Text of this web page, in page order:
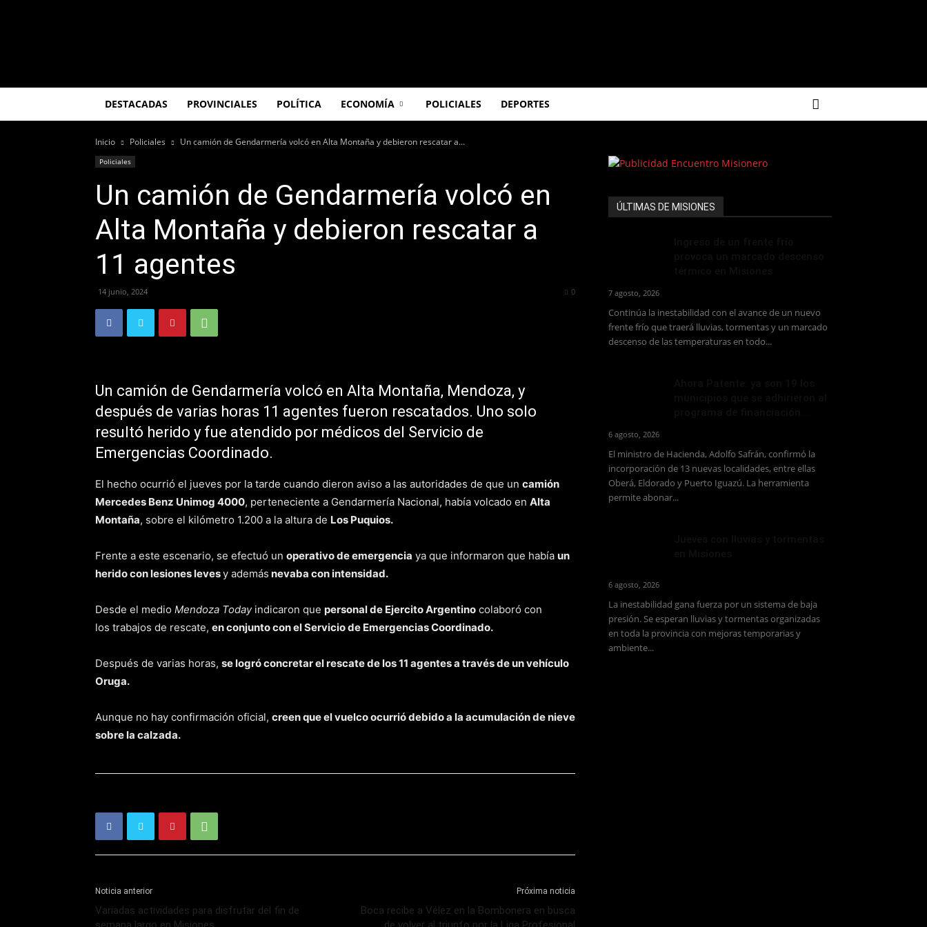
DESTACADAS PROVINCIALES POLÍTICA ECONOMÍA POLICIALES DEPORTES
Inicio Policiales Un camión de Gendarmería volcó en Alta Montaña y debieron rescatar a...
Policiales
Un camión de Gendarmería volcó en
Alta Montaña y debieron rescatar a
11 agentes
14 junio, 2024 0
Un camión de Gendarmería volcó en Alta Montaña, Mendoza, y
después de varias horas 11 agentes fueron rescatados. Uno solo
resultó herido y fue atendido por médicos del Servicio de
Emergencias Coordinado.
El hecho ocurrió el jueves por la tarde cuando dieron aviso a las autoridades de que un camión
Mercedes Benz Unimog 4000, perteneciente a Gendarmería Nacional, había volcado en Alta
Montaña, sobre el kilómetro 1.200 a la altura de Los Puquios.
Frente a este escenario, se efectuó un operativo de emergencia ya que informaron que había un
herido con lesiones levesy además nevaba con intensidad.
Desde el medio Mendoza Todayindicaron que personal de Ejercito Argentino colaboró con
los trabajos de rescate, en conjunto con el Servicio de Emergencias Coordinado.
Después de varias horas, se logró concretar el rescate de los 11 agentes a través de un vehículo
Oruga.
Aunque no hay confirmación oficial, creen que el vuelco ocurriódebido a la acumulación de nieve
sobre la calzada.
Noticia anterior
Variadas actividades para disfrutar del fin de
Próxima noticia
Boca recibe a Vélez en la Bombonera en busca
ÚLTIMAS DE MISIONES
7 agosto, 2026
Continúa la inestabilidad con el avance de un nuevo
frente frío que traerá lluvias, tormentas y un marcado
descenso de las temperaturas en todo...
6 agosto, 2026
El ministro de Hacienda, Adolfo Safrán, confirmó la
incorporación de 13 nuevas localidades, entre ellas
Oberá, Eldorado y Puerto Iguazú. La herramienta
permite abonar...
6 agosto, 2026
La inestabilidad gana fuerza por un sistema de baja
presión. Se esperan lluvias y tormentas organizadas
en toda la provincia con mejoras temporarias y
ambiente...